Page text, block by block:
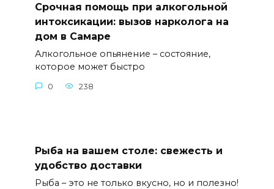
Срочная помощь при алкогольной
интоксикации: вызов нарколога на
дом в Самаре
Алкогольное опьянение – состояние,
которое может быстро
0 238
Рыба на вашем столе: свежесть и
удобство доставки
Рыба – это не только вкусно, но и полезно!